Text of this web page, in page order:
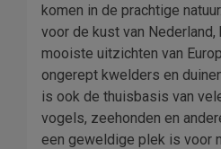
komen in de prachtige
voor de kust van
mooiste uitzichten van
ongerept kwelders en
is ook de thuisbasis van
vogels, zeehonden en
een geweldige plek is voor